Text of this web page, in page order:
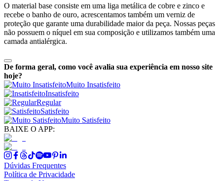
O material base consiste em uma liga metálica de cobre e zinco e
recebe o banho de ouro, acrescentamos também um verniz de
proteção que garante uma durabilidade maior da peça. Nossas peças
não possuem o níquel em sua composição e utilizamos também uma
camada antialérgica.
De forma geral, como você avalia sua experiência em nosso site
hoje?
Muito Insatisfeito
Insatisfeito
Regular
Satisfeito
Muito Satisfeito
BAIXE O APP:
Dúvidas Frequentes
Política de Privacidade